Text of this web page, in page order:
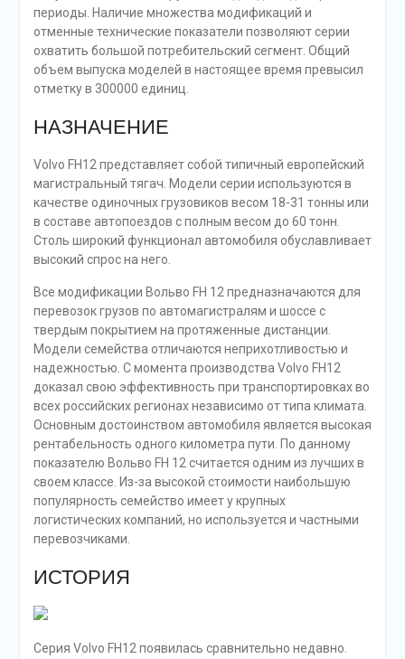
периоды. Наличие множества модификаций и
отменные технические показатели позволяют серии
охватить большой потребительский сегмент. Общий
объем выпуска моделей в настоящее время превысил
отметку в 300000 единиц.
НАЗНАЧЕНИЕ
Volvo FH12 представляет собой типичный европейский
магистральный тягач. Модели серии используются в
качестве одиночных грузовиков весом 18-31 тонны или
в составе автопоездов с полным весом до 60 тонн.
Столь широкий функционал автомобиля обуславливает
высокий спрос на него.
Все модификации Вольво FH 12 предназначаются для
перевозок грузов по автомагистралям и шоссе с
твердым покрытием на протяженные дистанции.
Модели семейства отличаются неприхотливостью и
надежностью. С момента производства Volvo FH12
доказал свою эффективность при транспортировках во
всех российских регионах независимо от типа климата.
Основным достоинством автомобиля является высокая
рентабельность одного километра пути. По данному
показателю Вольво FH 12 считается одним из лучших в
своем классе. Из-за высокой стоимости наибольшую
популярность семейство имеет у крупных
логистических компаний, но используется и частными
перевозчиками.
ИСТОРИЯ
Серия Volvo FH12 появилась сравнительно недавно.